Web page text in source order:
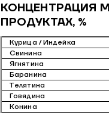
КОНЦЕНТРАЦИЯ
ПРОДУКТАХ, %
Курица / Индейка
Свинина
Ягнятина
Баранина
Телятина
Говядина
Конина